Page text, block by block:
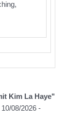
Kim La Haye"
08/2026 -